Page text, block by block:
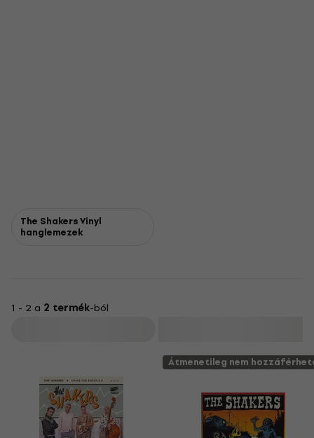
The Shakers Vinyl
hanglemezek
1 - 2 a 2 termék-ból
Átmenetileg nem